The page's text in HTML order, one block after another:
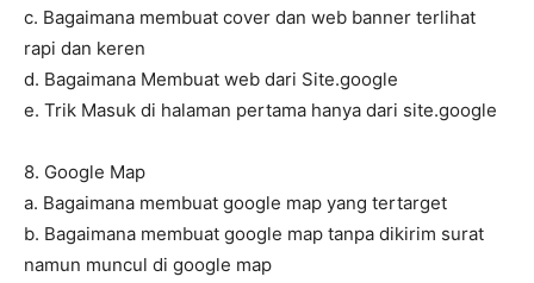
c. Bagaimana membuat cover dan web banner terlihat
rapi dan keren
d. Bagaimana Membuat web dari Site.google
e. Trik Masuk di halaman pertama hanya dari site.google
8. Google Map
a. Bagaimana membuat google map yang tertarget
b. Bagaimana membuat google map tanpa dikirim surat
namun muncul di google map